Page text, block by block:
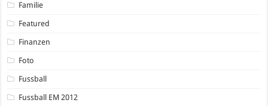
Familie
Featured
Finanzen
Foto
Fussball
Fussball EM 2012